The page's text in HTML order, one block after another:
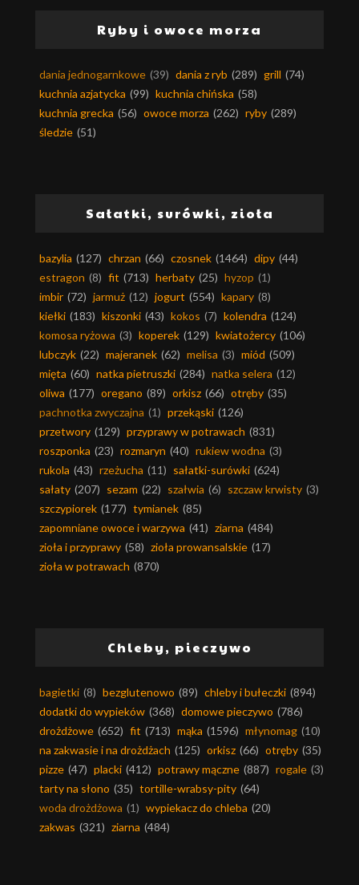
Ryby i owoce morza
dania jednogarnkowe (39) dania z ryb (289) grill (74)
kuchnia azjatycka (99) kuchnia chińska (58)
kuchnia grecka (56) owoce morza (262) ryby (289)
śledzie (51)
Sałatki, surówki, zioła
bazylia (127) chrzan (66) czosnek (1464) dipy (44)
estragon (8) fit (713) herbaty (25) hyzop (1)
imbir (72) jarmuż (12) jogurt (554) kapary (8)
kiełki (183) kiszonki (43) kokos (7) kolendra (124)
komosa ryżowa (3) koperek (129) kwiatożercy (106)
lubczyk (22) majeranek (62) melisa (3) miód (509)
mięta (60) natka pietruszki (284) natka selera (12)
oliwa (177) oregano (89) orkisz (66) otręby (35)
pachnotka zwyczajna (1) przekąski (126)
przetwory (129) przyprawy w potrawach (831)
roszponka (23) rozmaryn (40) rukiew wodna (3)
rukola (43) rzeżucha (11) sałatki-surówki (624)
sałaty (207) sezam (22) szałwia (6) szczaw krwisty (3)
szczypiorek (177) tymianek (85)
zapomniane owoce i warzywa (41) ziarna (484)
zioła i przyprawy (58) zioła prowansalskie (17)
zioła w potrawach (870)
Chleby, pieczywo
bagietki (8) bezglutenowo (89) chleby i bułeczki (894)
dodatki do wypieków (368) domowe pieczywo (786)
drożdżowe (652) fit (713) mąka (1596) młynomag (10)
na zakwasie i na drożdżach (125) orkisz (66) otręby (35)
pizze (47) placki (412) potrawy mączne (887) rogale (3)
tarty na słono (35) tortille-wrabsy-pity (64)
woda drożdżowa (1) wypiekacz do chleba (20)
zakwas (321) ziarna (484)